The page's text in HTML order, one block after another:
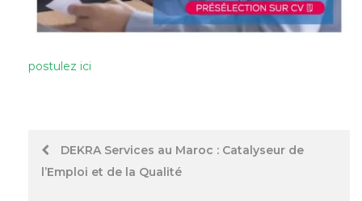
postulez ici
PostDEKRA Services au Maroc : Catalyseur de
l’Emploi et de la Qualité